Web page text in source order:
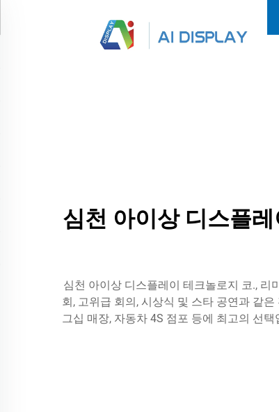
심천 아이상 디스플
심천 아이상 디스플레이 테크놀로지 코., 리
회, 고위급 회의, 시상식 및 스타 공연과 같
그십 매장, 자동차 4S 점포 등에 최고의 선